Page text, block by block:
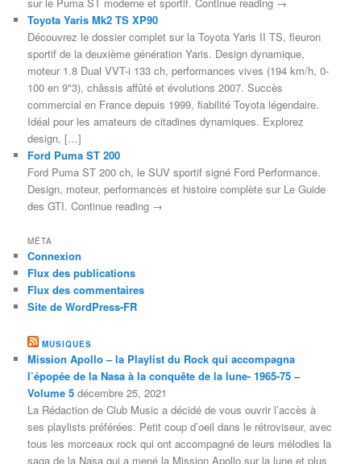
Toyota Yaris Mk2 TS XP90
Découvrez le dossier complet sur la Toyota Yaris II TS, fleuron
sportif de la deuxième génération Yaris. Design dynamique,
moteur 1.8 Dual VVT-i 133 ch, performances vives (194 km/h, 0-
100 en 9"3), châssis affûté et évolutions 2007. Succès
commercial en France depuis 1999, fiabilité Toyota légendaire.
Idéal pour les amateurs de citadines dynamiques. Explorez
design, […]
Ford Puma ST 200
Ford Puma ST 200 ch, le SUV sportif signé Ford Performance.
Design, moteur, performances et histoire complète sur Le Guide
des GTI. Continue reading →
MÉTA
Connexion
Flux des publications
Flux des commentaires
Site de WordPress-FR
MUSIQUES
Mission Apollo – la Playlist du Rock qui accompagna
l’épopée de la Nasa à la conquête de la lune- 1965-75 –
Volume 5 décembre 25, 2021
La Rédaction de Club Music a décidé de vous ouvrir l’accès à
ses playlists préférées. Petit coup d’oeil dans le rétroviseur, avec
tous les morceaux rock qui ont accompagné de leurs mélodies la
saga de la Nasa qui a mené la Mission Apollo sur la lune et plus